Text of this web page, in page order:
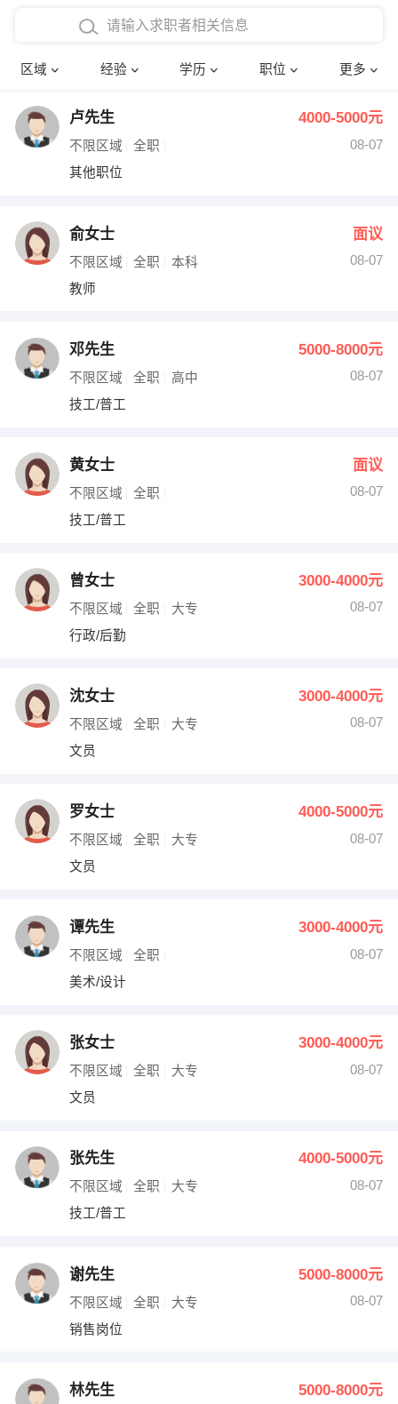
区域 经验 学历 职位 更多
在校学生工作经验
四年以上工作经验
五年以上工作经验
博士
文员 护士
财务会计
网络IT
收银员
水电/机修
编辑
其他职位
确定
卢先生 4000-5000元
不限区域 全职
08-07
其他职位
俞女士 面议
不限区域 全职 本科
08-07
教师
邓先生 5000-8000元
不限区域 全职 高中
08-07
技工/普工
黄女士 面议
不限区域 全职
08-07
技工/普工
曾女士 3000-4000元
不限区域 全职 大专
08-07
行政/后勤
沈女士 3000-4000元
不限区域 全职 大专
08-07
文员
罗女士 4000-5000元
不限区域 全职 大专
08-07
文员
谭先生 3000-4000元
不限区域 全职
08-07
美术/设计
张女士 3000-4000元
不限区域 全职 大专
08-07
文员
张先生 4000-5000元
不限区域 全职 大专
08-07
技工/普工
谢先生 5000-8000元
不限区域 全职 大专
08-07
销售岗位
林先生 5000-8000元